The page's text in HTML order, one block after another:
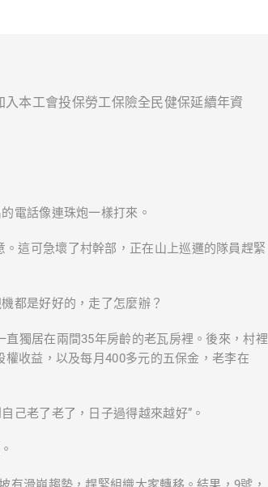
本工會投保勞工保險全民健保延續年資
電話像連珠炮一樣打來。
這可急壞了村幹部，正在山上巡邏的隊員趕緊
都是好好的，走了怎麼辦？
獨居在兩間35年房齡的老瓦房裡。後來，村裡
收益，以及每月400多元的五保金，老李在
己老了老了，日子過得越來越好”。